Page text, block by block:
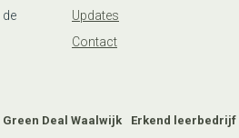
de
Updates
Contact
Deal Waalwijk Erkend leerbedrijf